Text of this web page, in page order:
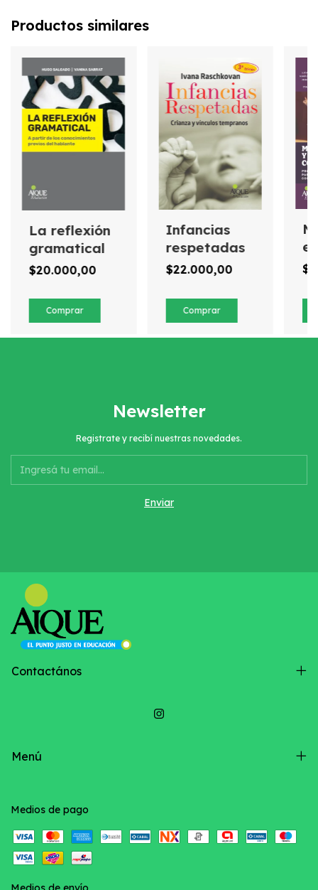
Productos similares
La reflexión
gramatical
$20.000,00
Infancias
respetadas
$22.000,00
Newsletter
Registrate y recibí nuestras novedades.
Contactános
Menú
Medios de pago